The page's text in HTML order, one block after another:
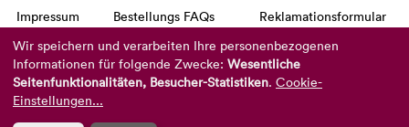
Impressum Bestellungs FAQs
Reklamationsformular
AGB
Datenschutzerklärung
Barrierefreiheitserklärung
Telefon:+49 8104 8873-310
(Mo-Do: 9-16 Uhr und Fr: 9-14 Uhr)
Wir speichern und verarbeiten Ihre personenbezogenen
Informationen für folgende Zwecke: Wesentliche
Seitenfunktionalitäten, Besucher-Statistiken. Cookie-
Einstellungen...